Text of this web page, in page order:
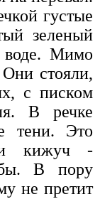
густые
зеленый
Мимо
стояли,
с писком
В речке
тени. Это
кижуч -
В пору
не претит